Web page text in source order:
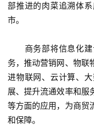
部推进的肉菜追溯体
市。
商务部将信息化建
务，推动营销网、物联
进物联网、云计算、
展、提升流通效率和服
等方面的应用，为商贸
和保障。